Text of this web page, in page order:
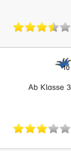
Ab Klasse 3